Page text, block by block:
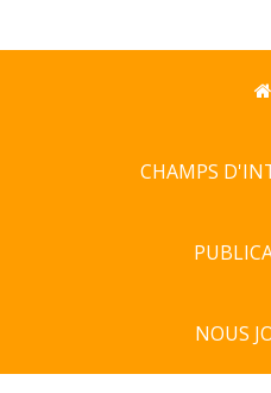
CHAMPS
NOUS